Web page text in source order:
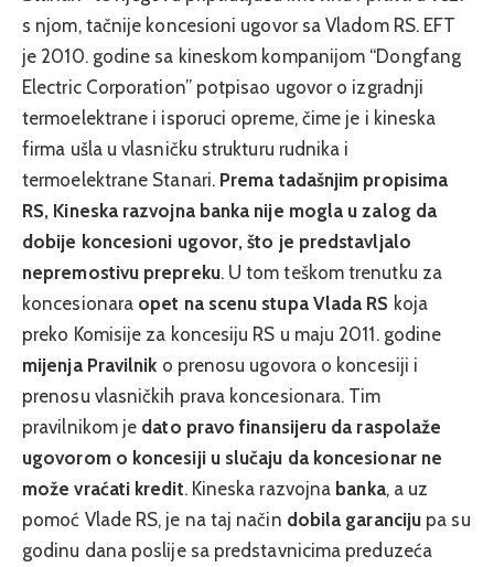
s njom, tačnije koncesioni ugovor sa Vladom RS. EFT
je 2010. godine sa kineskom kompanijom “Dongfang
Electric Corporation” potpisao ugovor o izgradnji
termoelektrane i isporuci opreme, čime je i kineska
firma ušla u vlasničku strukturu rudnika i
termoelektrane Stanari. Prema tadašnjim propisima
RS, Kineska razvojna banka nije mogla u zalog da
dobije koncesioni ugovor, što je predstavljalo
nepremostivu prepreku. U tom teškom trenutku za
koncesionara opet na scenu stupa Vlada RS koja
preko Komisije za koncesiju RS u maju 2011. godine
mijenja Pravilnik o prenosu ugovora o koncesiji i
prenosu vlasničkih prava koncesionara. Tim
pravilnikom je dato pravo finansijeru da raspolaže
ugovorom o koncesiji u slučaju da koncesionar ne
može vraćati kredit. Kineska razvojna banka, a uz
pomoć Vlade RS, je na taj način dobila garanciju pa su
godinu dana poslije sa predstavnicima preduzeća